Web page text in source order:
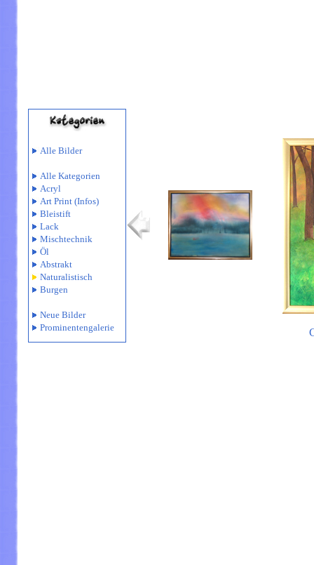
Alle Bilder
Alle Kategorien
Acryl
Art Print (Infos)
Bleistift
Lack
Mischtechnik
Öl
Abstrakt
Naturalistisch
Burgen
Neue Bilder
Prominentengalerie